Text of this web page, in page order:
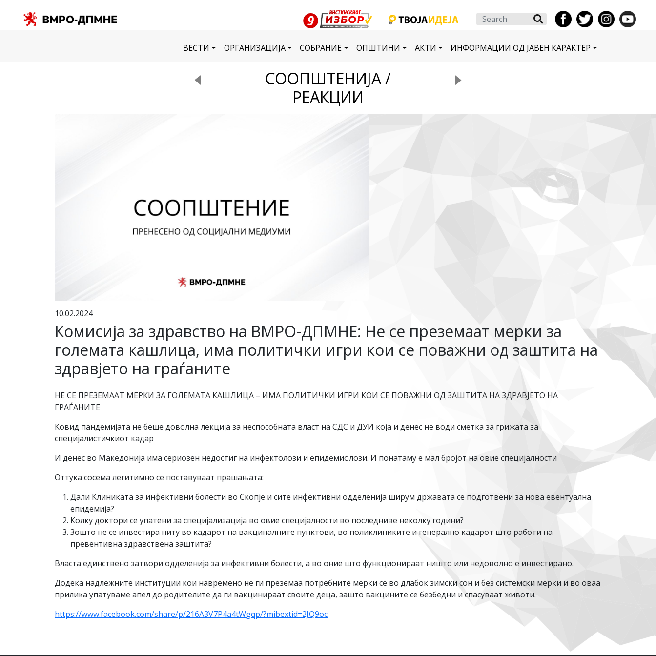
Search
ВЕСТИ ОРГАНИЗАЦИЈА СОБРАНИЕ ОПШТИНИ АКТИ ИНФОРМАЦИИ ОД ЈАВЕН КАРАКТЕР
СООПШТЕНИЈА /
РЕАКЦИИ
10.02.2024
Комисија за здравство на ВМРО-ДПМНЕ: Не се преземаат мерки за
големата кашлица, има политички игри кои се поважни од заштита на
здравјето на граѓаните
НЕ СЕ ПРЕЗЕМААТ МЕРКИ ЗА ГОЛЕМАТА КАШЛИЦА – ИМА ПОЛИТИЧКИ ИГРИ КОИ СЕ ПОВАЖНИ ОД ЗАШТИТА НА ЗДРАВЈЕТО НА
ГРАЃАНИТЕ
Ковид пандемијата не беше доволна лекција за неспособната власт на СДС и ДУИ која и денес не води сметка за грижата за
специјалистичкиот кадар
И денес во Македонија има сериозен недостиг на инфектолози и епидемиолози. И понатаму е мал бројот на овие специјалности
Оттука сосема легитимно се поставуваат прашањата:
Дали Клиниката за инфективни болести во Скопје и сите инфективни одделенија ширум државата се подготвени за нова евентуална
епидемија?
Колку доктори се упатени за специјализација во овие специјалности во последниве неколку години?
Зошто не се инвестира ниту во кадарот на вакциналните пунктови, во поликлиниките и генерално кадарот што работи на
превентивна здравствена заштита?
Власта единствено затвори одделенија за инфективни болести, а во оние што функционираат ништо или недоволно е инвестирано.
Додека надлежните институции кои навремено не ги преземаа потребните мерки се во длабок зимски сон и без системски мерки и во оваа
прилика упатуваме апел до родителите да ги вакцинираат своите деца, зашто вакцините се безбедни и спасуваат животи.
https://www.facebook.com/share/p/216A3V7P4a4tWgqp/?mibextid=2JQ9oc